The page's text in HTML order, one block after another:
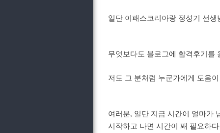
일단 이패스코리아랑 정성기 선
무엇보다도 블로그에 합격후기를
저도 그 분처럼 누군가에게 도움
여러분, 일단 지금 시간이 얼마가
시작하고 나면 시간이 꽤 필요하